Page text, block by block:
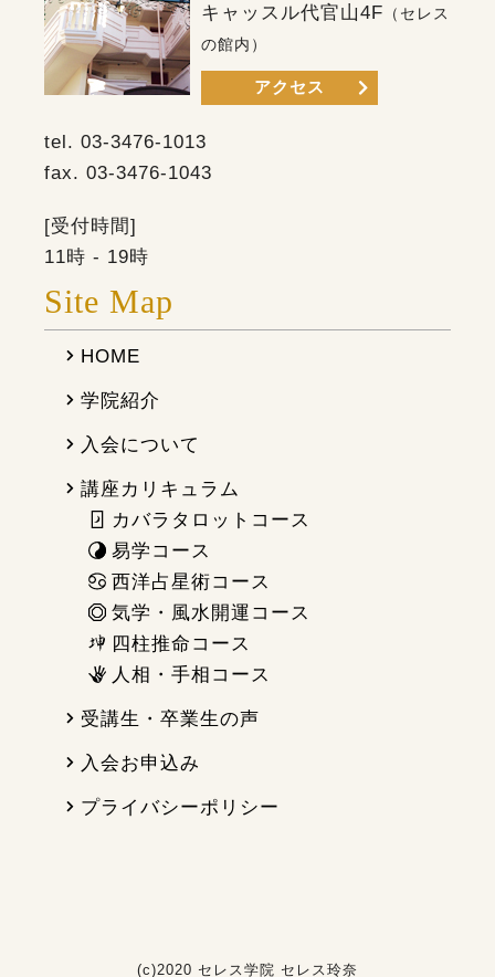
キャッスル代官山4F （セレス
の館内）
アクセス
tel. 03-3476-1013
fax. 03-3476-1043
[受付時間]
11時 - 19時
Site Map
HOME
学院紹介
入会について
講座カリキュラム
カバラタロットコース
易学コース
西洋占星術コース
気学・風水開運コース
四柱推命コース
人相・手相コース
受講生・卒業生の声
入会お申込み
プライバシーポリシー
(c)2020 セレス学院 セレス玲奈